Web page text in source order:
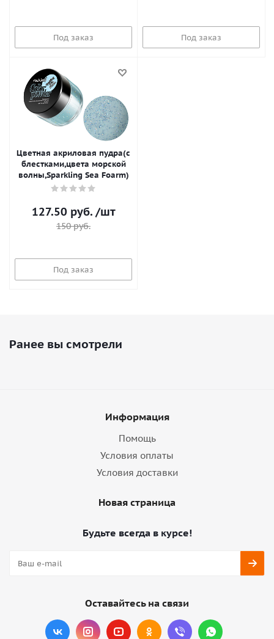
Под заказ Под заказ
Цветная акриловая пудра(с
блестками,цвета морской
волны,Sparkling Sea Foarm)
127.50 руб. /шт
150руб.
Под заказ
Ранее вы смотрели
Информация
Помощь
Условия оплаты
Условия доставки
Новая страница
Будьте всегда в курсе!
Оставайтесь на связи